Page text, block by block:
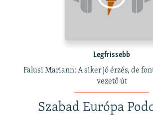
Legfrissebb
Falusi Mariann: A siker jó érzés, de
vezető út
Szabad Európa